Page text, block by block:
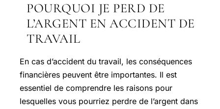
POURQUOI JE PERD DE
L’ARGENT EN ACCIDENT DE
TRAVAIL
En cas d’accident du travail, les conséquences
financières peuvent être importantes. Il est
essentiel de comprendre les raisons pour
lesquelles vous pourriez perdre de l’argent dans